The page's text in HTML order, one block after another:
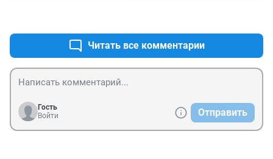
Читать все комментарии
Гость
Войти
Отправить